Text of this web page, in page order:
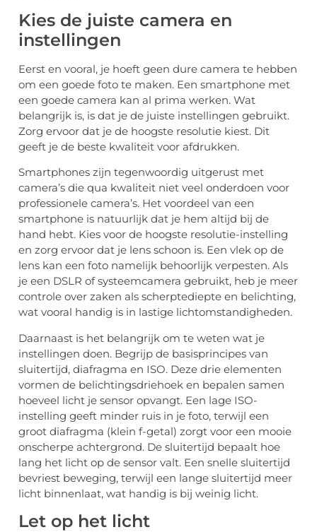
Kies de juiste camera en
instellingen
Eerst en vooral, je hoeft geen dure camera te hebben
om een goede foto te maken. Een smartphone met
een goede camera kan al prima werken. Wat
belangrijk is, is dat je de juiste instellingen gebruikt.
Zorg ervoor dat je de hoogste resolutie kiest. Dit
geeft je de beste kwaliteit voor afdrukken.
Smartphones zijn tegenwoordig uitgerust met
camera’s die qua kwaliteit niet veel onderdoen voor
professionele camera’s. Het voordeel van een
smartphone is natuurlijk dat je hem altijd bij de
hand hebt. Kies voor de hoogste resolutie-instelling
en zorg ervoor dat je lens schoon is. Een vlek op de
lens kan een foto namelijk behoorlijk verpesten. Als
je een DSLR of systeemcamera gebruikt, heb je meer
controle over zaken als scherptediepte en belichting,
wat vooral handig is in lastige lichtomstandigheden.
Daarnaast is het belangrijk om te weten wat je
instellingen doen. Begrijp de basisprincipes van
sluitertijd, diafragma en ISO. Deze drie elementen
vormen de belichtingsdriehoek en bepalen samen
hoeveel licht je sensor opvangt. Een lage ISO-
instelling geeft minder ruis in je foto, terwijl een
groot diafragma (klein f-getal) zorgt voor een mooie
onscherpe achtergrond. De sluitertijd bepaalt hoe
lang het licht op de sensor valt. Een snelle sluitertijd
bevriest beweging, terwijl een lange sluitertijd meer
licht binnenlaat, wat handig is bij weinig licht.
Let op het licht